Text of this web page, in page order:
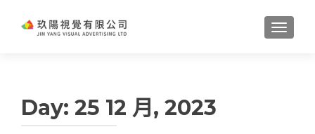
Day: 25 12 月, 2023